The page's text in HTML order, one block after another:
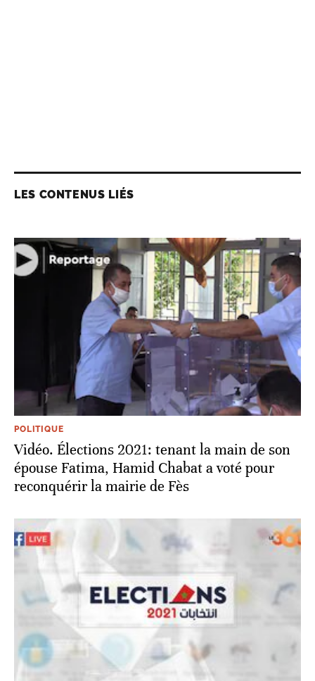
LES CONTENUS LIÉS
POLITIQUE
Vidéo. Élections 2021: tenant la main de son
épouse Fatima, Hamid Chabat a voté pour
reconquérir la mairie de Fès